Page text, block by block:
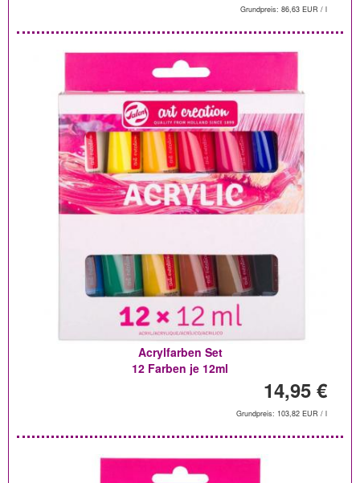
Grundpreis: 86,63 EUR / l
Acrylfarben Set
12 Farben je 12ml
14,95 €
Grundpreis: 103,82 EUR / l